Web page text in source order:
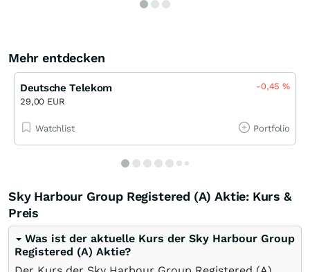
Mehr entdecken
Deutsche Telekom
29,00 EUR
-0,45%
Watchlist Portfolio
Sky Harbour Group Registered (A) Aktie: Kurs &
Preis
Was ist der aktuelle Kurs der Sky Harbour Group
Registered (A) Aktie?